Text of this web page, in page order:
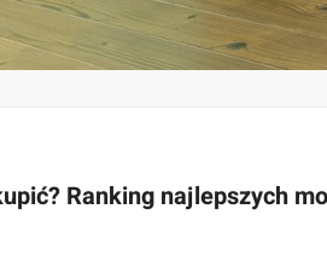
Ranking najlepszych